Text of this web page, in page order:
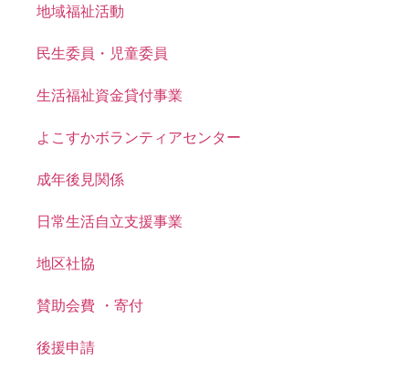
地域福祉活動
民生委員・児童委員
生活福祉資金貸付事業
よこすかボランティアセンター
成年後見関係
日常生活自立支援事業
地区社協
賛助会費 ・寄付
後援申請